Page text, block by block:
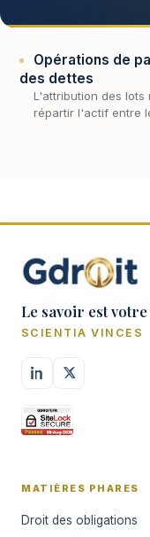
Opérations de
des dettes
L'attribution des lots
répartir l'actif entre
Le savoir est
SCIENTIA VINCES
MATIÈRES PHARES
Droit des obligations